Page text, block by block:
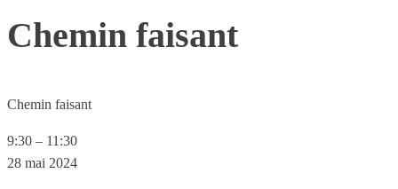
Chemin faisant
Chemin faisant
9:30 – 11:30
28 mai 2024